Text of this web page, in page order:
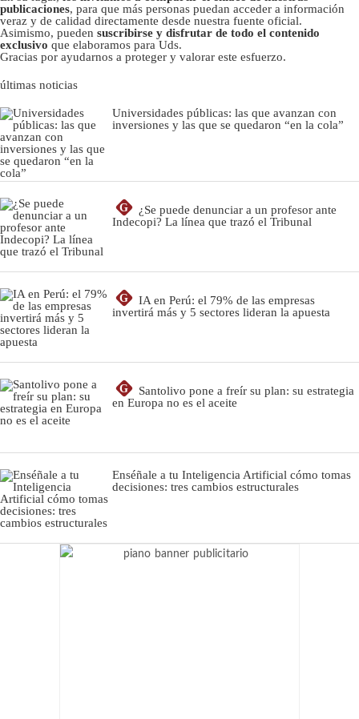
publicaciones, para que más personas puedan acceder a información
veraz y de calidad directamente desde nuestra fuente oficial.
Asimismo, pueden suscribirse y disfrutar de todo el contenido
exclusivo que elaboramos para Uds.
Gracias por ayudarnos a proteger y valorar este esfuerzo.
últimas noticias
Universidades públicas: las que avanzan con
inversiones y las que se quedaron “en la cola”
G
¿Se puede denunciar a un profesor ante
Indecopi? La línea que trazó el Tribunal
G
IA en Perú: el 79% de las empresas
invertirá más y 5 sectores lideran la apuesta
G
Santolivo pone a freír su plan: su estrategia
en Europa no es el aceite
Enséñale a tu Inteligencia Artificial cómo tomas
decisiones: tres cambios estructurales